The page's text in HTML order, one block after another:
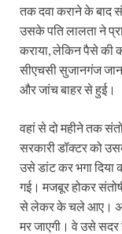
तक दवा कराने के बाद
उसके पति लालता ने
कराया, लेकिन पैसे की
सीएचसी सुजानगंज
और जांच बाहर से हुई।
वहां से दो महीने तक
सरकारी डॉक्टर को
उसे डांट कर भगा दिया
गई। मजबूर होकर
से लेकर के चले आए। अब
मर जाएगी। वे उसे सदर